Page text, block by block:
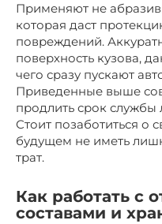
Применяют не
которая даст
повреждений.
поверхность кузова,
чего сразу пускают
Приведенные выше
продлить срок службы
Стоит позаботиться о
будущем не иметь
трат.
Как работать с
составами и